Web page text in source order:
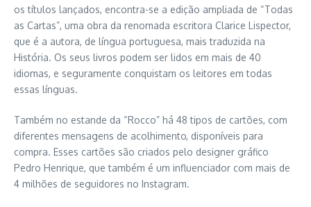
os títulos lançados, encontra-se a edição ampliada de “Todas
as Cartas”, uma obra da renomada escritora Clarice Lispector,
que é a autora, de língua portuguesa, mais traduzida na
História. Os seus livros podem ser lidos em mais de 40
idiomas, e seguramente conquistam os leitores em todas
essas línguas.
Também no estande da “Rocco” há 48 tipos de cartões, com
diferentes mensagens de acolhimento, disponíveis para
compra. Esses cartões são criados pelo designer gráfico
Pedro Henrique, que também é um influenciador com mais de
4 milhões de seguidores no Instagram.